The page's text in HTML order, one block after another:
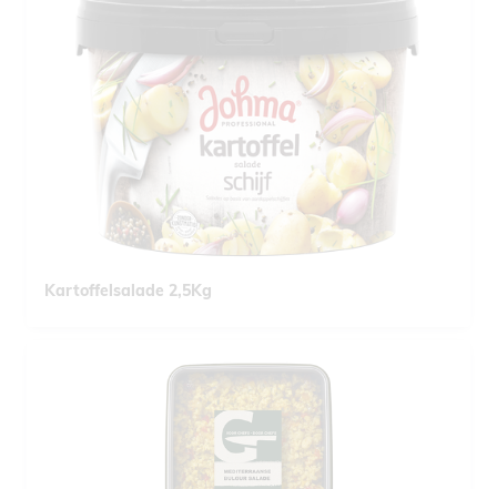
Kartoffelsalade 2,5Kg